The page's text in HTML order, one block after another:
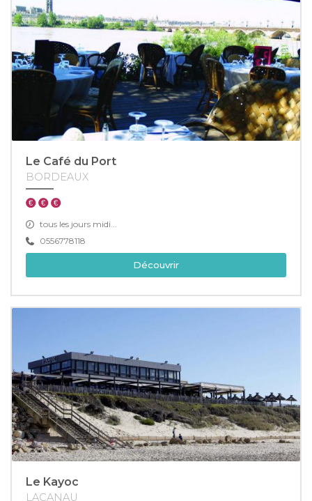
Le Café du Port
BORDEAUX
tous les jours midi...
0556778118
Découvrir
Le Kayoc
LACANAU